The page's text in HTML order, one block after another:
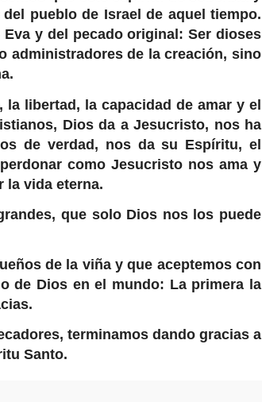
pueblo de Israel de aquel tiempo.
y del pecado original: Ser dioses
administradores de la creación, sino
libertad, la capacidad de amar y el
Dios da a Jesucristo, nos ha
de verdad, nos da su Espíritu, el
como Jesucristo nos ama y
la vida eterna.
que solo Dios nos los puede
de la viña y que aceptemos con
de Dios en el mundo: La primera la
terminamos dando gracias a
Santo.